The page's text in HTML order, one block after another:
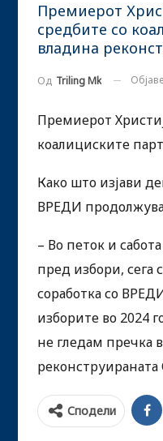
Премиерот
средбите со
владина
Од Triling Mk
Премиерот
коалициските
Како што изјави
ВРЕДИ продолжува
– Во петок и
пред избори, сега
соработка со
изборите во 2024
не гледам пречка
Сподели